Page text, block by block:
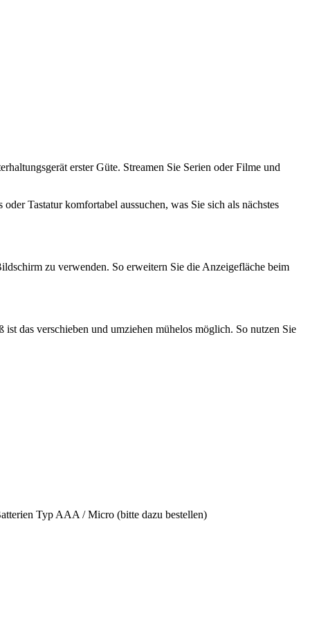
erster Güte. Streamen Sie Serien oder Filme und
Tastatur komfortabel aussuchen, was Sie sich als nächstes
zu verwenden. So erweitern Sie die Anzeigefläche beim
das verschieben und umziehen mühelos möglich. So nutzen Sie
Typ AAA / Micro (bitte dazu bestellen)